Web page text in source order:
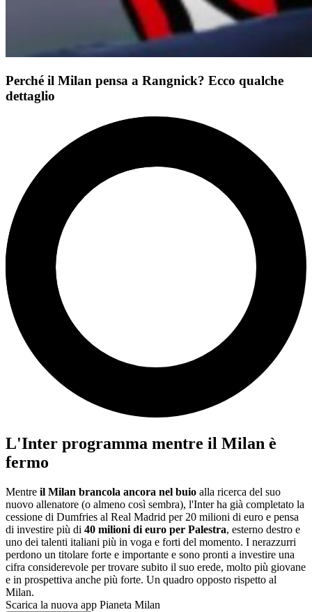
Perché il Milan pensa a Rangnick? Ecco qualche
dettaglio
L'Inter programma mentre il Milan è
fermo
Mentre il Milan brancola ancora nel buio alla ricerca del suo
nuovo allenatore (o almeno così sembra), l'Inter ha già completato la
cessione di Dumfries al Real Madrid per 20 milioni di euro e pensa
di investire più di 40 milioni di euro per Palestra, esterno destro e
uno dei talenti italiani più in voga e forti del momento. I nerazzurri
perdono un titolare forte e importante e sono pronti a investire una
cifra considerevole per trovare subito il suo erede, molto più giovane
e in prospettiva anche più forte. Un quadro opposto rispetto al
Milan.
Scarica la nuova app Pianeta Milan